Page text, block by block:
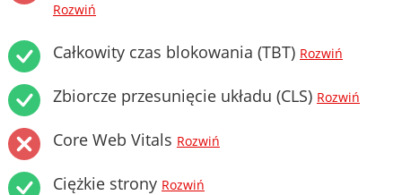
Rozwiń
Całkowity czas blokowania (TBT) Rozwiń
Zbiorcze przesunięcie układu (CLS) Rozwiń
Core Web Vitals Rozwiń
Ciężkie strony Rozwiń